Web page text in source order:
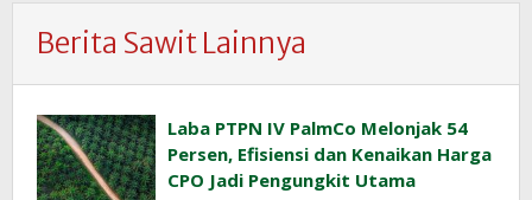
Berita Sawit Lainnya
Laba PTPN IV PalmCo Melonjak 54
Persen, Efisiensi dan Kenaikan Harga
CPO Jadi Pengungkit Utama